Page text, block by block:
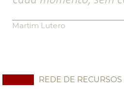
Martim Lutero
REDE DE RECURSOS